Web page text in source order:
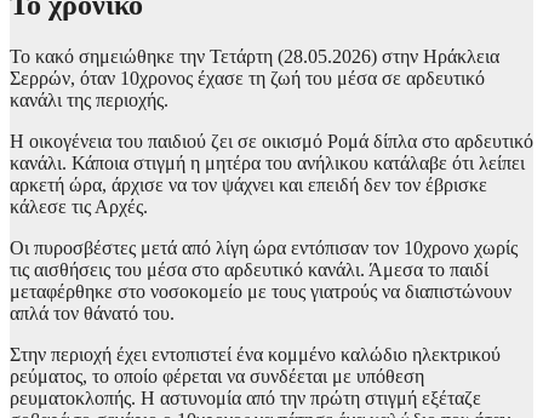
Το κακό σημειώθηκε την Τετάρτη (28.05.2026) στην Ηράκλεια
Σερρών, όταν 10χρονος έχασε τη ζωή του μέσα σε αρδευτικό
κανάλι της περιοχής.
Η οικογένεια του παιδιού ζει σε οικισμό Ρομά δίπλα στο αρδευτικό
κανάλι. Κάποια στιγμή η μητέρα του ανήλικου κατάλαβε ότι λείπει
αρκετή ώρα, άρχισε να τον ψάχνει και επειδή δεν τον έβρισκε
κάλεσε τις Αρχές.
Οι πυροσβέστες μετά από λίγη ώρα εντόπισαν τον 10χρονο χωρίς
τις αισθήσεις του μέσα στο αρδευτικό κανάλι. Άμεσα το παιδί
μεταφέρθηκε στο νοσοκομείο με τους γιατρούς να διαπιστώνουν
απλά τον θάνατό του.
Στην περιοχή έχει εντοπιστεί ένα κομμένο καλώδιο ηλεκτρικού
ρεύματος, το οποίο φέρεται να συνδέεται με υπόθεση
ρευματοκλοπής. Η αστυνομία από την πρώτη στιγμή εξέταζε